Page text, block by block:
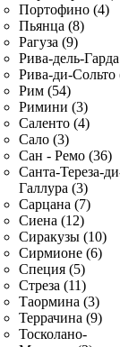
Портофино (4)
Пьянца (8)
Рагуза (9)
Рива-дель-
Рива-ди-Сольто
Рим (54)
Римини (3)
Саленто (4)
Сало (3)
Сан - Ремо (36)
Санта-Тереза-
Галлура (3)
Сарцана (7)
Сиена (12)
Сиракузы (10)
Сирмионе (6)
Специя (5)
Стреза (11)
Таормина (3)
Террачина (9)
Тосколано-